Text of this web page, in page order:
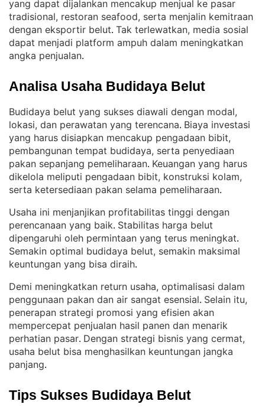
yang dapat dijalankan mencakup menjual ke pasar
tradisional, restoran seafood, serta menjalin kemitraan
dengan eksportir belut. Tak terlewatkan, media sosial
dapat menjadi platform ampuh dalam meningkatkan
angka penjualan.
Analisa Usaha Budidaya Belut
Budidaya belut yang sukses diawali dengan modal,
lokasi, dan perawatan yang terencana. Biaya investasi
yang harus disiapkan mencakup pengadaan bibit,
pembangunan tempat budidaya, serta penyediaan
pakan sepanjang pemeliharaan. Keuangan yang harus
dikelola meliputi pengadaan bibit, konstruksi kolam,
serta ketersediaan pakan selama pemeliharaan.
Usaha ini menjanjikan profitabilitas tinggi dengan
perencanaan yang baik. Stabilitas harga belut
dipengaruhi oleh permintaan yang terus meningkat
Semakin optimal budidaya belut, semakin maksimal
keuntungan yang bisa diraih.
Demi meningkatkan return usaha, optimalisasi dalam
penggunaan pakan dan air sangat esensial. Selain itu,
penerapan strategi promosi yang efisien akan
mempercepat penjualan hasil panen dan menarik
perhatian pasar. Dengan strategi bisnis yang cermat,
usaha belut bisa menghasilkan keuntungan jangka
panjang.
Tips Sukses Budidaya Belut